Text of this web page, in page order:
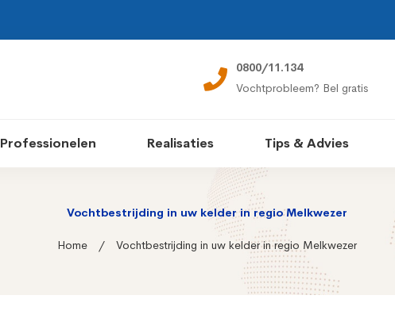
0800/11.134
Vochtprobleem? Bel gratis
Professionelen Realisaties Tips & Advies
Vochtbestrijding in uw kelder in regio Melkwezer
Home Vochtbestrijding in uw kelder in regio Melkwezer